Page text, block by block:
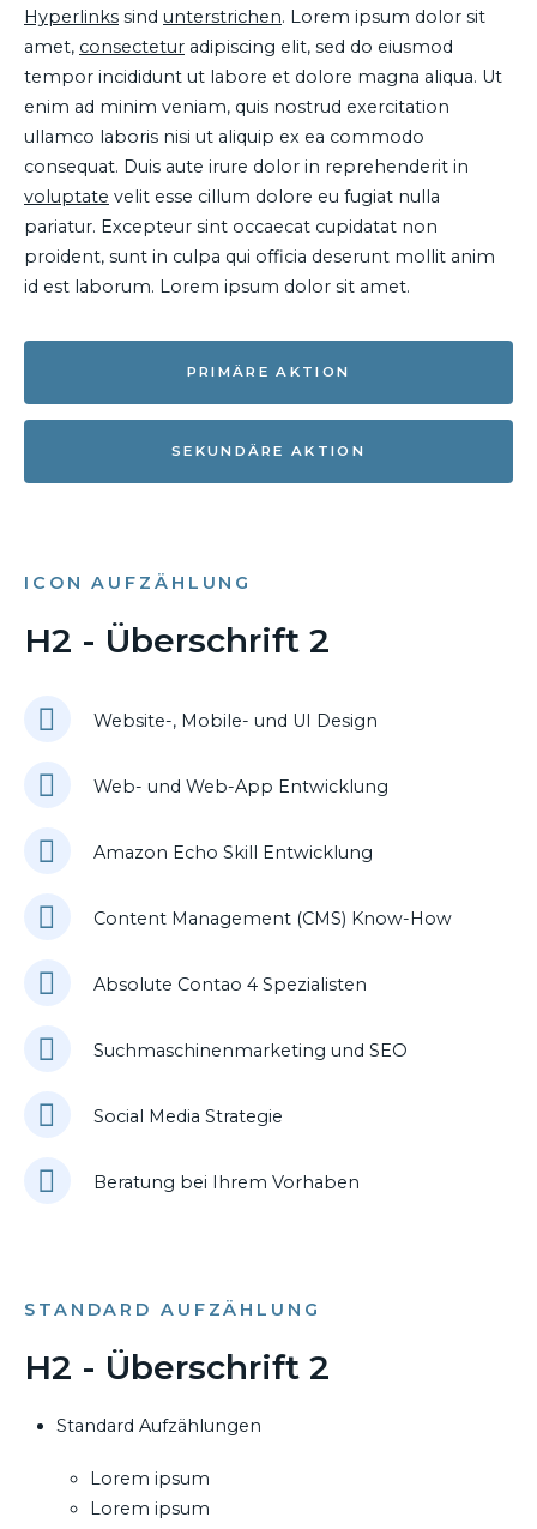
Hyperlinks sind unterstrichen. Lorem ipsum dolor sit
amet, consectetur adipiscing elit, sed do eiusmod
tempor incididunt ut labore et dolore magna aliqua. Ut
enim ad minim veniam, quis nostrud exercitation
ullamco laboris nisi ut aliquip ex ea commodo
consequat. Duis aute irure dolor in reprehenderit in
voluptate velit esse cillum dolore eu fugiat nulla
pariatur. Excepteur sint occaecat cupidatat non
proident, sunt in culpa qui officia deserunt mollit anim
id est laborum. Lorem ipsum dolor sit amet.
PRIMÄRE AKTION
SEKUNDÄRE AKTION
ICON AUFZÄHLUNG
H2 - Überschrift 2
Website-, Mobile- und UI Design
Web- und Web-App Entwicklung
Amazon Echo Skill Entwicklung
Content Management (CMS) Know-How
Absolute Contao 4 Spezialisten
Suchmaschinenmarketing und SEO
Social Media Strategie
Beratung bei Ihrem Vorhaben
STANDARD AUFZÄHLUNG
H2 - Überschrift 2
Standard Aufzählungen
Lorem ipsum
Lorem ipsum